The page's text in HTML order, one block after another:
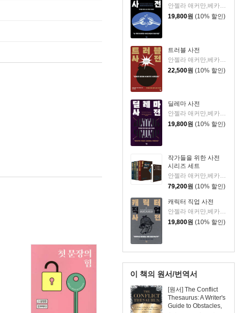
안젤라 애커만,베카 푸글리시 저/최다인 역
19,800원 (10% 할인)
트러블 사전
22,500원 (10% 할인)
딜레마 사전
안젤라 애커만,베카 푸글리시 저/오수원 역
19,800원 (10% 할인)
작가들을 위한 사전
시리즈 세트
안젤라 애커만,베카 푸글리시 저/임상훈 등역
79,200원 (10% 할인)
캐릭터 직업 사전
안젤라 애커만,베카 푸글리시 저/최세민,김흥준 등역
19,800원 (10% 할인)
이 책의 원서/번역서
[원서] The Conflict
Thesaurus: A Writer's
Guide to Obstacles,